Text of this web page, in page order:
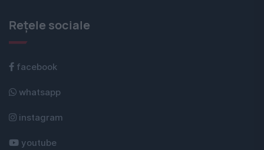
Rețele sociale
facebook
whatsapp
instagram
youtube